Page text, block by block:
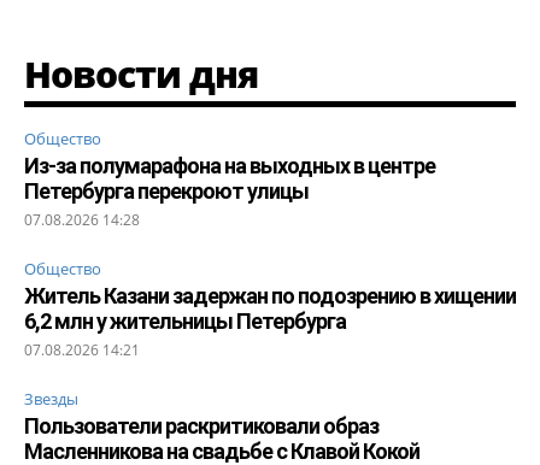
Новости дня
Общество
Из-за полумарафона на выходных в центре
Петербурга перекроют улицы
07.08.2026 14:28
Общество
Житель Казани задержан по подозрению в хищении
6,2 млн у жительницы Петербурга
07.08.2026 14:21
Звезды
Пользователи раскритиковали образ
Масленникова на свадьбе с Клавой Кокой